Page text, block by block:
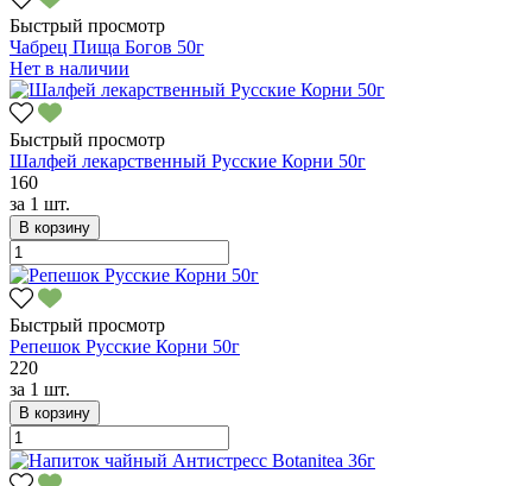
Быстрый просмотр
Чабрец Пища Богов 50г
Нет в наличии
Быстрый просмотр
Шалфей лекарственный Русские Корни 50г
160
за 1 шт.
В корзину
Быстрый просмотр
Репешок Русские Корни 50г
220
за 1 шт.
В корзину